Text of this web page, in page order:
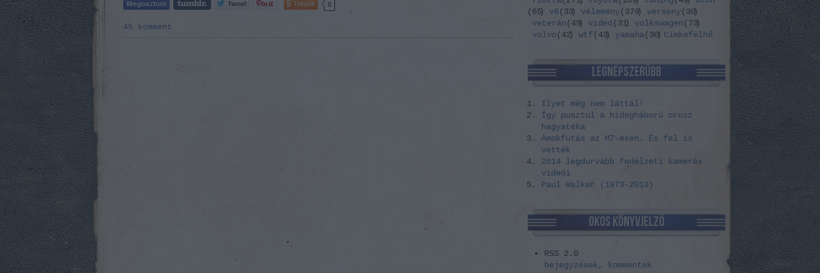
Tetszik 0
45 komment
(65) v8(33) vélemény(379) verseny(30)
veterán(49) videó(31) volkswagen(73)
volvo(42) wtf(43) yamaha(30) Címkefelhő
LEGNÉPSZERŰBB
Ilyet még nem láttál!
Így pusztul a hidegháború orosz
hagyatéka
Ámokfutás az M7-esen. És fel is
vették
2014 legdurvább fedélzeti kamerás
videói
Paul Walker (1973-2013)
OKOS KÖNYVJELZŐ
RSS 2.0
bejegyzések, kommentek